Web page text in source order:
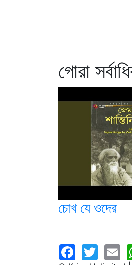
গোরা
চোখ যে ওদের